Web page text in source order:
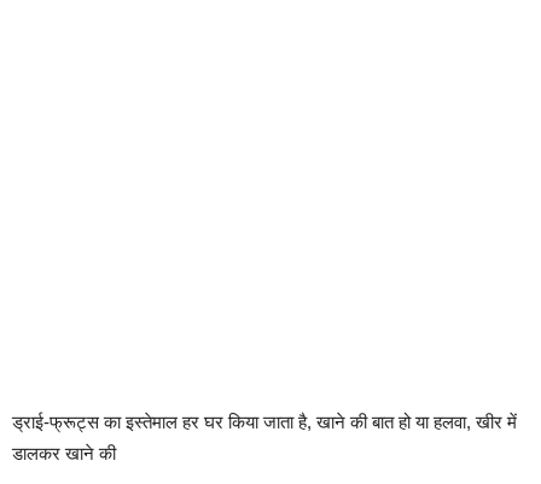
ड्राई-फ्रूट्स का इस्तेमाल हर घर किया जाता है, खाने की बात हो या हलवा, खीर में
डालकर खाने की